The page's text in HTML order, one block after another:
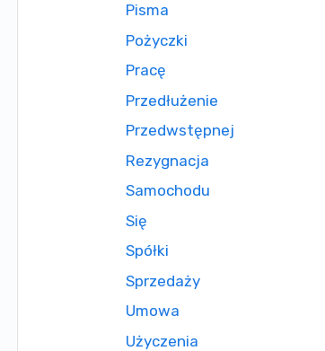
Pisma
Pożyczki
Pracę
Przedłużenie
Przedwstępnej
Rezygnacja
Samochodu
Się
Spółki
Sprzedaży
Umowa
Użyczenia